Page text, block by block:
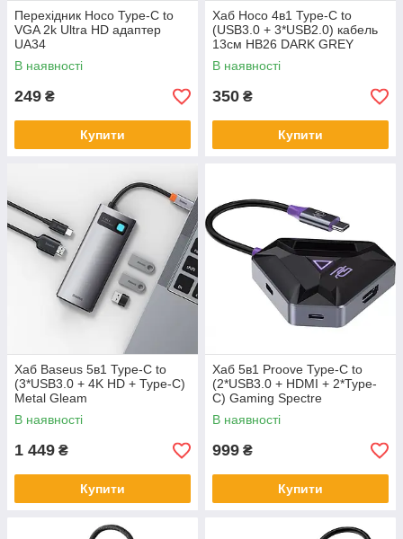
Перехідник Hoco Type-C to
VGA 2k Ultra HD адаптер
UA34
В наявності
249 ₴
Купити
Хаб Hoco 4в1 Type-C to
(USB3.0 + 3*USB2.0) кабель
13см HB26 DARK GREY
В наявності
350 ₴
Купити
Хаб Baseus 5в1 Type-C to
(3*USB3.0 + 4K HD + Type-C)
Metal Gleam
В наявності
1 449 ₴
Купити
Хаб 5в1 Proove Type-C to
(2*USB3.0 + HDMI + 2*Type-
C) Gaming Spectre
В наявності
999 ₴
Купити